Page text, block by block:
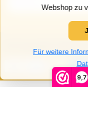
9,7
Webshop zu
Für weitere